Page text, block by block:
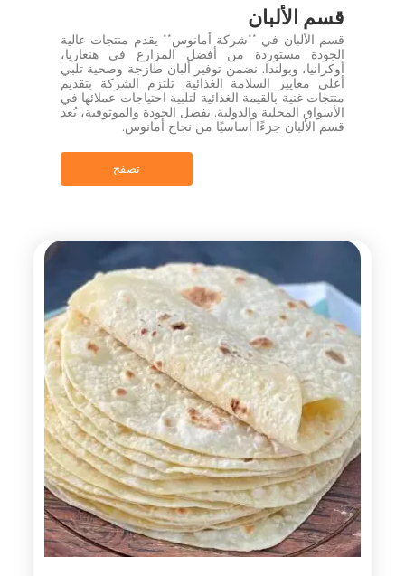
قسم الألبان
قسم الألبان في **شركة أمانوس** يقدم منتجات عالية
الجودة مستوردة من أفضل المزارع في هنغاريا،
أوكرانيا، وبولندا. نضمن توفير ألبان طازجة وصحية تلبي
أعلى معايير السلامة الغذائية. تلتزم الشركة بتقديم
منتجات غنية بالقيمة الغذائية لتلبية احتياجات عملائها في
الأسواق المحلية والدولية. بفضل الجودة والموثوقية، يُعد
قسم الألبان جزءًا أساسيًا من نجاح أمانوس.
تصفح